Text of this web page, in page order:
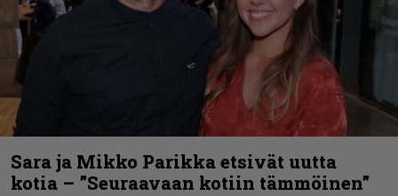
Sara ja Mikko Parikka etsivät uutta
kotia – ”Seuraavaan kotiin tämmöinen”